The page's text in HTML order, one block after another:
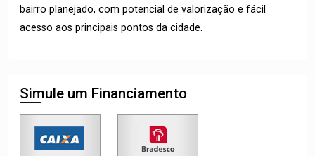
bairro planejado, com potencial de valorização e fácil
acesso aos principais pontos da cidade.
Simule um Financiamento